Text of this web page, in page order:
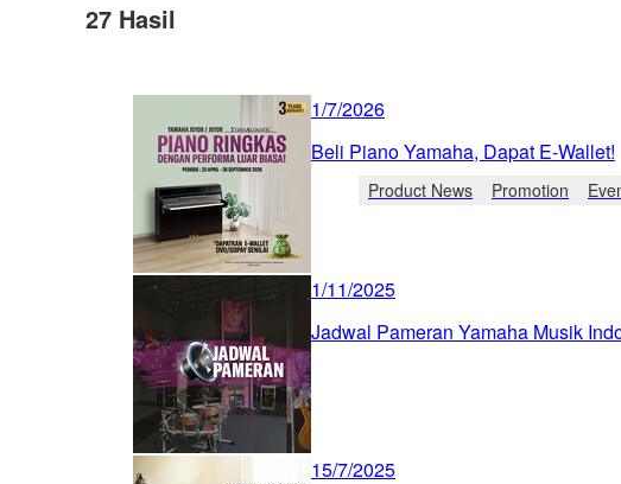
27 Hasil
1/7/2026
Beli Piano Yamaha, Dapat E-Wallet!
Product News Promotion
1/11/2025
Jadwal Pameran Yamaha Musik
15/7/2025